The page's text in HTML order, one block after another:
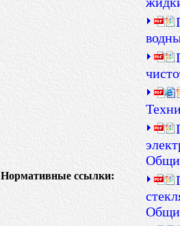
Нормативные ссылки: